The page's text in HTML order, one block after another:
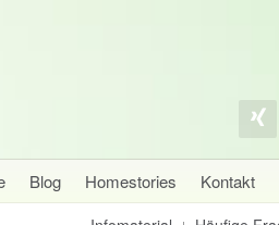
Blog Homestories Kontakt